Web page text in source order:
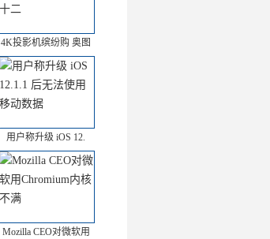
4K投影机缤纷购 奥图
用户称升级 iOS 12.
Mozilla CEO对微软用